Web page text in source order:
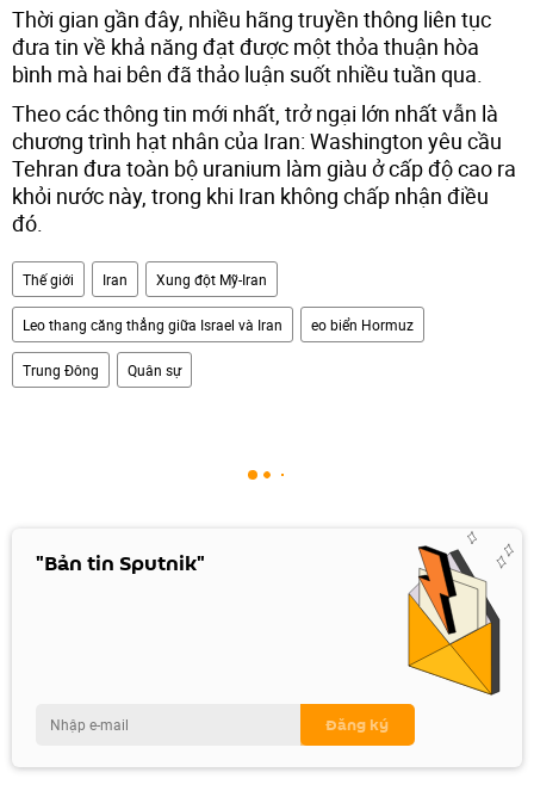
Thời gian gần đây, nhiều hãng truyền thông liên tục
đưa tin về khả năng đạt được một thỏa thuận hòa
bình mà hai bên đã thảo luận suốt nhiều tuần qua.
Theo các thông tin mới nhất, trở ngại lớn nhất vẫn là
chương trình hạt nhân của Iran: Washington yêu cầu
Tehran đưa toàn bộ uranium làm giàu ở cấp độ cao ra
khỏi nước này, trong khi Iran không chấp nhận điều
đó.
Thế giới Iran Xung đột Mỹ-Iran
Leo thang căng thẳng giữa Israel và Iran eo biển Hormuz
Trung Đông Quân sự
"Bản tin Sputnik"